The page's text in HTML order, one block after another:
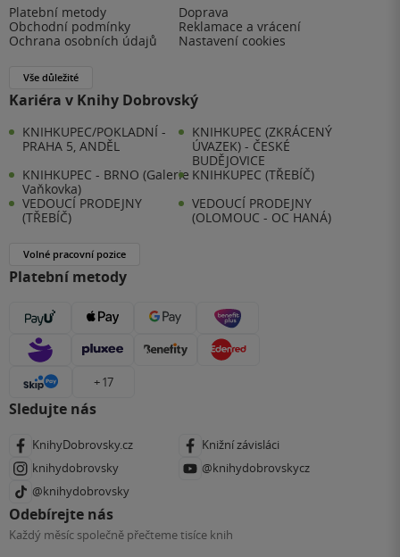
Platební metody
Doprava
Obchodní podmínky
Reklamace a vrácení
Ochrana osobních údajů
Nastavení cookies
Vše důležité
Kariéra v Knihy Dobrovský
KNIHKUPEC/POKLADNÍ -
PRAHA 5, ANDĚL
KNIHKUPEC (ZKRÁCENÝ
ÚVAZEK) - ČESKÉ
BUDĚJOVICE
KNIHKUPEC - BRNO (Galerie
Vaňkovka)
KNIHKUPEC (TŘEBÍČ)
VEDOUCÍ PRODEJNY
(TŘEBÍČ)
VEDOUCÍ PRODEJNY
(OLOMOUC - OC HANÁ)
Volné pracovní pozice
Platební metody
+ 17
Sledujte nás
KnihyDobrovsky.cz
Knižní závisláci
knihydobrovsky
@knihydobrovskycz
@knihydobrovsky
Odebírejte nás
Každý měsíc společně přečteme tisíce knih